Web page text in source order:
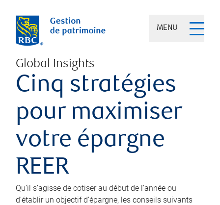
MENU
Global Insights
Cinq stratégies
pour maximiser
votre épargne
REER
Qu’il s’agisse de cotiser au début de l’année ou
d’établir un objectif d’épargne, les conseils suivants